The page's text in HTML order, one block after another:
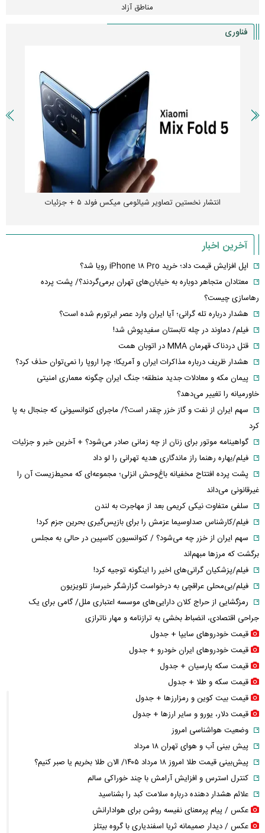
مناطق آزاد
فناوری
انتشار نخستین تصاویر شیائومی میکس فولد ۵ + جزئیات
آخرین اخبار
اپل افزایش قیمت داد؛ خرید iPhone ۱۸ Pro رویا شد؟
معتادان متجاهر دوباره به خیابان‌های تهران برمی‌گردند؟/ پشت پرده
رهاسازی چیست؟
هشدار درباره تله گرانی؛ آیا ایران وارد عصر ابرتورم شده است؟
فیلم/ دماوند در چله تابستان سفیدپوش شد!
قتل دردناک قهرمان MMA در اتوبان همت
هشدار ظریف درباره مذاکرات ایران و آمریکا؛ چرا اروپا را نمی‌توان حذف کرد؟
پیمان مکه و معادلات جدید منطقه؛ جنگ ایران چگونه معماری امنیتی
خاورمیانه را تغییر می‌دهد؟
سهم ایران از نفت و گاز خزر چقدر است؟/ ماجرای کنوانسیونی که جنجال به پا
کرد
گواهینامه موتور برای زنان از چه زمانی صادر می‌شود؟ + آخرین خبر و جزئیات
فیلم/بهاره رهنما راز ماندگاری هدیه تهرانی را لو داد
پشت پرده افتتاح مخفیانه باغ‌وحش انزلی؛ مجموعه‌ای که محیط‌زیست آن را
غیرقانونی می‌داند
سلفی متفاوت نیکی کریمی بعد از مهاجرت به لندن
فیلم/کارشناس صداوسیما عزمش را برای بازپس‌گیری بحرین جزم کرد!
سهم ایران از خزر چه می‌شود؟ / کنوانسیون کاسپین در حالی به مجلس
برگشت که مرزها مبهم‌اند
فیلم/پزشکیان گرانی‌های اخیر را اینگونه توجیه کرد!
فیلم/بی‌محلی عراقچی به درخواست گزارشگر خبرساز تلویزیون
رمزگشایی از حراج کلان دارایی‌های موسسه اعتباری ملل/ گامی برای یک
جراحی اقتصادی، انضباط‌ بخشی به ترازنامه و مهار ناترازی
قیمت خودرو‌های سایپا + جدول
قیمت خودرو‌های ایران خودرو + جدول
قیمت سکه پارسیان + جدول
قیمت سکه و طلا + جدول
قیمت بیت کوین و رمزارز‌ها + جدول
قیمت دلار، یورو و سایر ارز‌ها + جدول
وضعیت هواشناسی امروز
پیش بینی آب و هوای تهران ۱۸ مرداد
پیش‌بینی قیمت طلا امروز ۱۸ مرداد ۱۴۰۵/ الان طلا بخریم یا صبر کنیم؟
کنترل استرس و افزایش آرامش با چند خوراکی سالم
علائم هشدار دهنده درباره سلامت کبد را بشناسید
عکس / پیام پرمعنای نفیسه روشن برای هوادارانش
عکس / دیدار صمیمانه ثریا اسفندیاری با گروه بیتلز